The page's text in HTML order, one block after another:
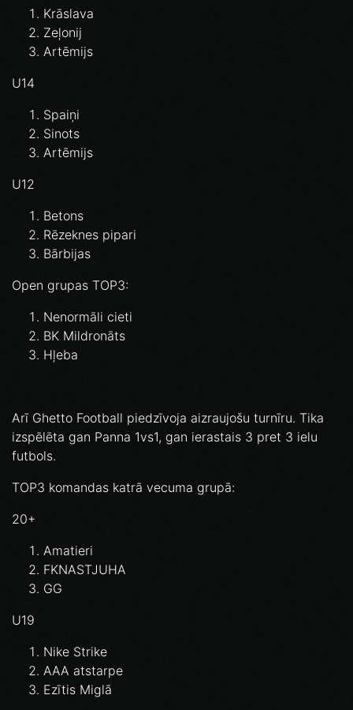
Krāslava
Zeļonij
Artēmijs
U14
Spaiņi
Sinots
Artēmijs
U12
Betons
Rēzeknes pipari
Bārbijas
Open grupas TOP3:⁣
Nenormāli cieti⁣
BK Mildronāts⁣
Hļeba
Arī Ghetto Football piedzīvoja aizraujošu turnīru. Tika
izspēlēta gan Panna 1vs1, gan ierastais 3 pret 3 ielu
futbols.
TOP3 komandas katrā vecuma grupā:
20+
Amatieri
FKNASTJUHA
GG
U19
Nike Strike
AAA atstarpe
Ezītis Miglā